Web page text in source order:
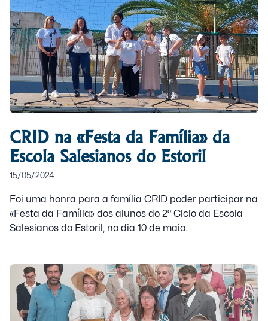
CRID na «Festa da Família» da
Escola Salesianos do Estoril
15/05/2024
Foi uma honra para a família CRID poder participar na
«Festa da Família» dos alunos do 2º Ciclo da Escola
Salesianos do Estoril, no dia 10 de maio.